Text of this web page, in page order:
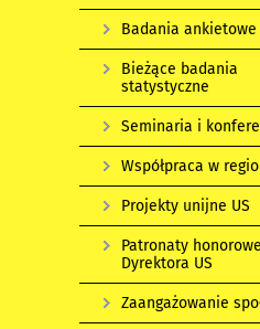
Badania ankietowe
Bieżące badania
statystyczne
Seminaria i
Współpraca w
Projekty unijne US
Patronaty honorowe
Dyrektora US
Zaangażowanie